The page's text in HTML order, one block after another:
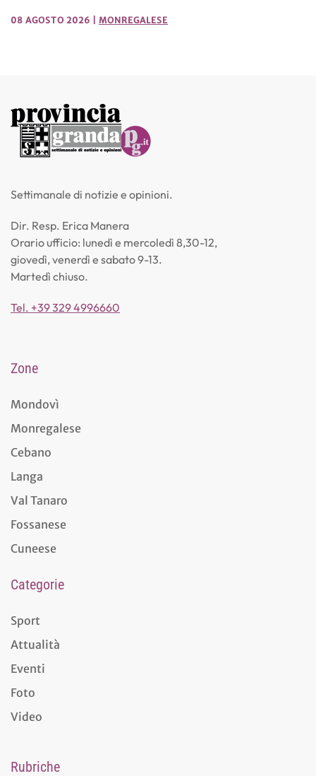
08 AGOSTO 2026 MONREGALESE
Settimanale di notizie e opinioni.
Dir. Resp. Erica Manera
Orario ufficio: lunedì e mercoledì 8,30-12,
giovedì, venerdì e sabato 9-13.
Martedì chiuso.
Tel. +39 329 4996660
Zone
Mondovì
Monregalese
Cebano
Langa
Val Tanaro
Fossanese
Cuneese
Categorie
Sport
Attualità
Eventi
Foto
Video
Rubriche